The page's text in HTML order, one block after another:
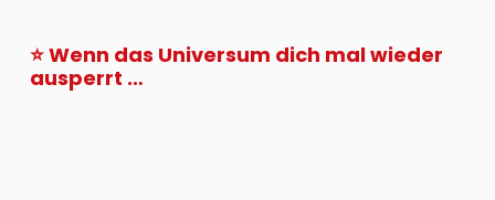
⭐ Wenn das Universum dich mal wieder
ausperrt …